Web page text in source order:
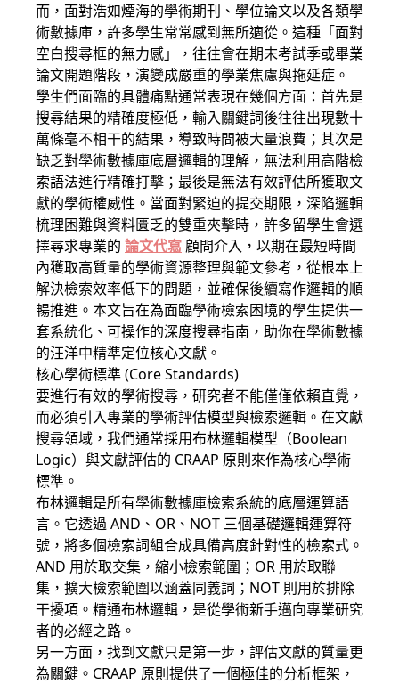
而，面對浩如煙海的學術期刊、學位論文以及各類學
術數據庫，許多學生常常感到無所適從。這種「面對
空白搜尋框的無力感」，往往會在期末考試季或畢業
論文開題階段，演變成嚴重的學業焦慮與拖延症。
學生們面臨的具體痛點通常表現在幾個方面：首先是
搜尋結果的精確度極低，輸入關鍵詞後往往出現數十
萬條毫不相干的結果，導致時間被大量浪費；其次是
缺乏對學術數據庫底層邏輯的理解，無法利用高階檢
索語法進行精確打擊；最後是無法有效評估所獲取文
獻的學術權威性。當面對緊迫的提交期限，深陷邏輯
梳理困難與資料匱乏的雙重夾擊時，許多留學生會選
擇尋求專業的 論文代寫 顧問介入，以期在最短時間
內獲取高質量的學術資源整理與範文參考，從根本上
解決檢索效率低下的問題，並確保後續寫作邏輯的順
暢推進。本文旨在為面臨學術檢索困境的學生提供一
套系統化、可操作的深度搜尋指南，助你在學術數據
的汪洋中精準定位核心文獻。
核心學術標準 (Core Standards)
要進行有效的學術搜尋，研究者不能僅僅依賴直覺，
而必須引入專業的學術評估模型與檢索邏輯。在文獻
搜尋領域，我們通常採用布林邏輯模型（Boolean
Logic）與文獻評估的 CRAAP 原則來作為核心學術
標準。
布林邏輯是所有學術數據庫檢索系統的底層運算語
言。它透過 AND、OR、NOT 三個基礎邏輯運算符
號，將多個檢索詞組合成具備高度針對性的檢索式。
AND 用於取交集，縮小檢索範圍；OR 用於取聯
集，擴大檢索範圍以涵蓋同義詞；NOT 則用於排除
干擾項。精通布林邏輯，是從學術新手邁向專業研究
者的必經之路。
另一方面，找到文獻只是第一步，評估文獻的質量更
為關鍵。CRAAP 原則提供了一個極佳的分析框架，